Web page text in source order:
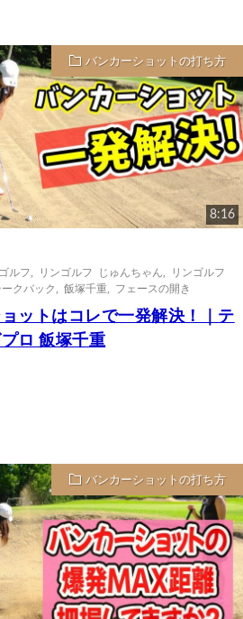
バンカーショットの打ち方
8:16
ルフ
リンゴルフ じゅんちゃん
リンゴルフ
ークバック ,飯塚千重 フェースの開き
ットはコレで一発解決！｜テ
ロ 飯塚千重
バンカーショットの打ち方